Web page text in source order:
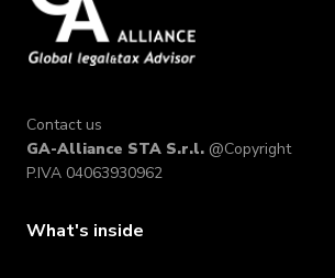
Contact us
GA-Alliance STA S.r.l. @Copyright
P.IVA 04063930962
What's inside